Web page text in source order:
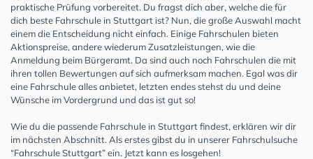
praktische Prüfung vorbereitet. Du fragst dich aber, welche die für
dich beste Fahrschule in Stuttgart ist? Nun, die große Auswahl macht
einem die Entscheidung nicht einfach. Einige Fahrschulen bieten
Aktionspreise, andere wiederum Zusatzleistungen, wie die
Anmeldung beim Bürgeramt. Da sind auch noch Fahrschulen die mit
ihren tollen Bewertungen auf sich aufmerksam machen. Egal was dir
eine Fahrschule alles anbietet, letzten endes stehst du und deine
Wünsche im Vordergrund und das ist gut so!
Wie du die passende Fahrschule in Stuttgart findest, erklären wir dir
im nächsten Abschnitt. Als erstes gibst du in unserer Fahrschulsuche
“Fahrschule Stuttgart” ein. Jetzt kann es losgehen!